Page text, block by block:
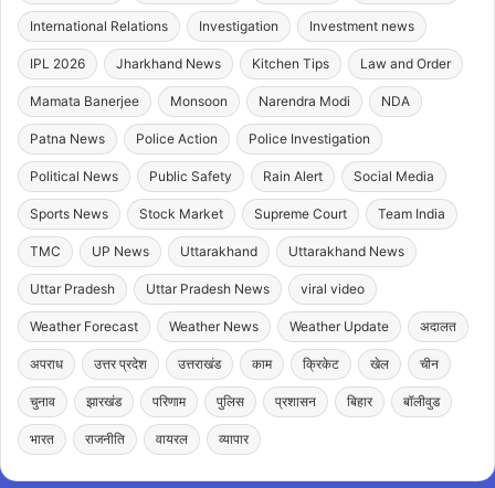
International Relations Investigation Investment news
IPL 2026 Jharkhand News Kitchen Tips Law and Order
Mamata Banerjee Monsoon Narendra Modi NDA
Patna News Police Action Police Investigation
Political News Public Safety Rain Alert Social Media
Sports News Stock Market Supreme Court Team India
TMC UP News Uttarakhand Uttarakhand News
Uttar Pradesh Uttar Pradesh News viral video
Weather Forecast Weather News Weather Update अदालत
अपराध उत्तर प्रदेश उत्तराखंड काम क्रिकेट खेल चीन
चुनाव झारखंड परिणाम पुलिस प्रशासन बिहार बॉलीवुड
भारत राजनीति वायरल व्यापार